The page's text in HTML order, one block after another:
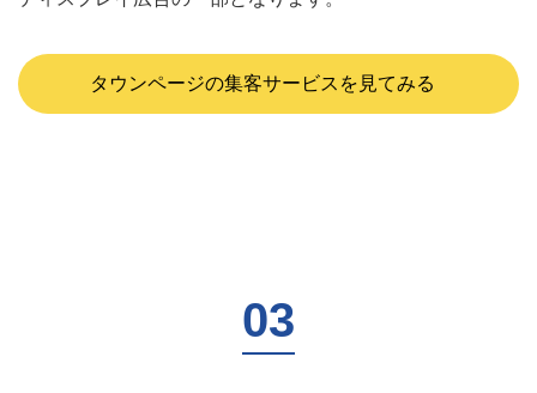
タウンページの集客サービスを見てみる